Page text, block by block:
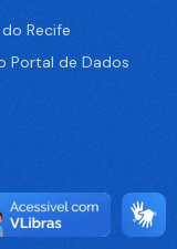
Recife
Portal de Dados